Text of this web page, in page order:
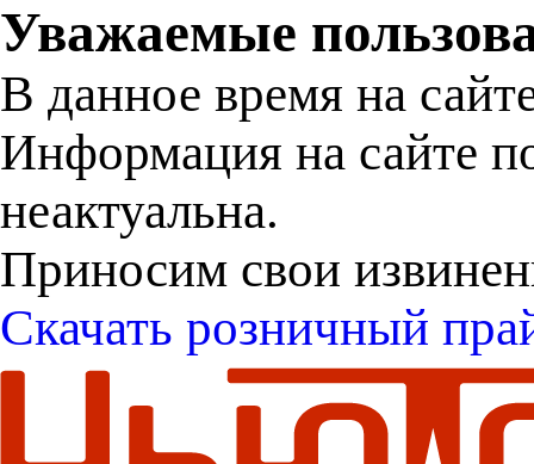
Уважаемые
В данное время на
Информация на сайте
неактуальна.
Приносим свои
Скачать розничный